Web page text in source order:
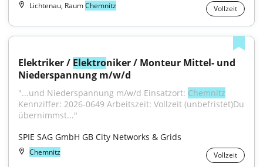
Lichtenau, RaumChemnitz Vollzeit
Elektriker / Elektroniker / Monteur Mittel- und
Niederspannung m/w/d
"...und Niederspannung m/w/d Einsatzort: Chemnitz
Kennziffer: 2026-0649 Arbeitszeit: Vollzeit (unbefristet)Du
übernimmst..."
SPIE SAG GmbH GB City Networks & Grids
Chemnitz Vollzeit